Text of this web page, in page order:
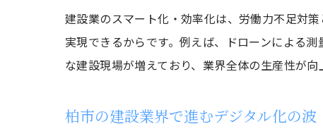
建設業のスマート化・効率化は、労働力不足対
実現できるからです。例えば、ドローンによる
な建設現場が増えており、業界全体の生産性が向
柏市の建設業界で進むデジタル化の波